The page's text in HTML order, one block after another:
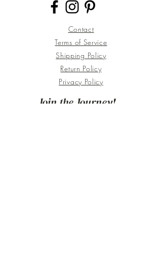
Contact
Terms of Service
Shipping Policy
Return Policy
Privacy Policy
Join the Journey!